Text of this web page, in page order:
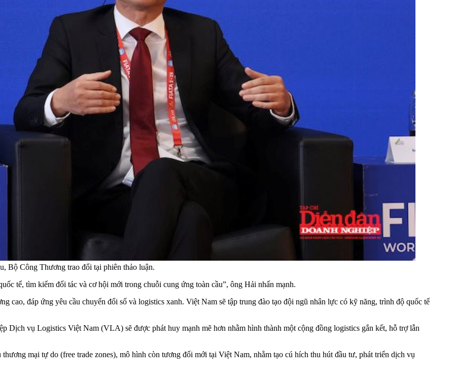
Bộ Công Thương trao đổi tại phiên thảo luận.
tế, tìm kiếm đối tác và cơ hội mới trong chuỗi cung ứng toàn cầu”, ông Hải nhấn mạnh.
cao, đáp ứng yêu cầu chuyển đổi số và logistics xanh. Việt Nam sẽ tập trung đào tạo đội ngũ nhân lực có kỹ năng, trình độ quốc tế
Dịch vụ Logistics Việt Nam (VLA) sẽ được phát huy mạnh mẽ hơn nhằm hình thành một cộng đồng logistics gắn kết, hỗ trợ lẫn
mại tự do (free trade zones), mô hình còn tương đối mới tại Việt Nam, nhằm tạo cú hích thu hút đầu tư, phát triển dịch vụ